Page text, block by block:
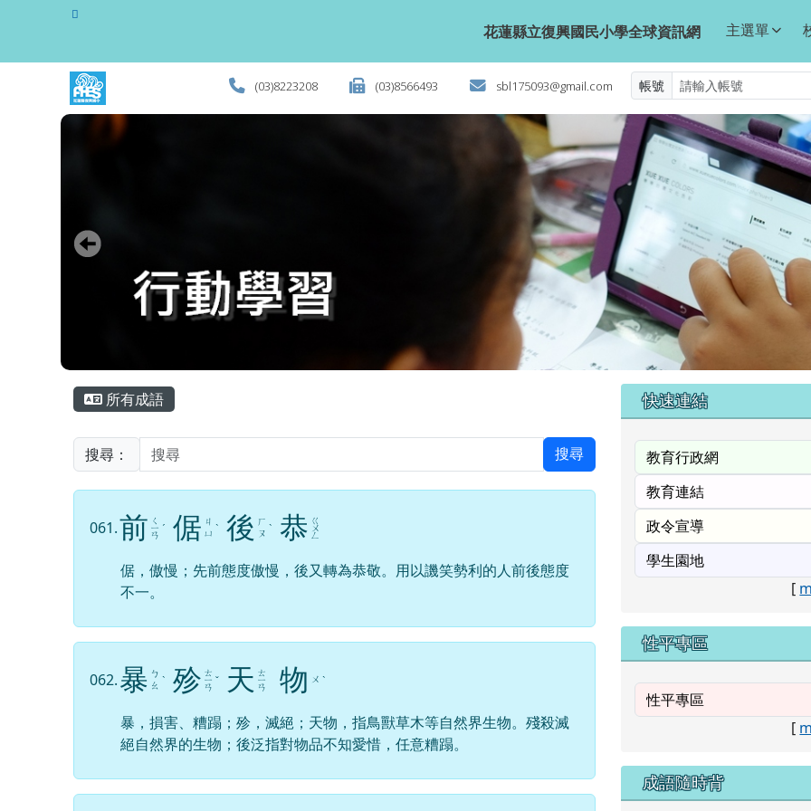
跳至主內容區
花蓮縣立復興國民小學全球資訊網花蓮縣立復興國民小學全球資訊網 主選單
(03)8223208 (03)8566493 sbl175093@gmail.com 帳號
主內容區域
所有成語
搜尋： 搜尋
061.前 ㄑ
ㄧ
ㄢ
ˊ 倨 ㄐ
ㄩ ˋ 後 ㄏ
ㄡ ˋ 恭 ㄍ
ㄨ
ㄥ
倨，傲慢；先前態度傲慢，後又轉為恭敬。用以譏笑勢利的人前後態度
不一。
062.暴 ㄅ
ㄠ ˋ 殄 ㄊ
ㄧ
ㄢ
ˇ 天 ㄊ
ㄧ
ㄢ 物 ㄨ ˋ
暴，損害、糟蹋；殄，滅絕；天物，指鳥獸草木等自然界生物。殘殺滅
絕自然界的生物；後泛指對物品不知愛惜，任意糟蹋。
右邊區域內容
快速連結
[
性平專區
[
成語隨時背
頁尾區域